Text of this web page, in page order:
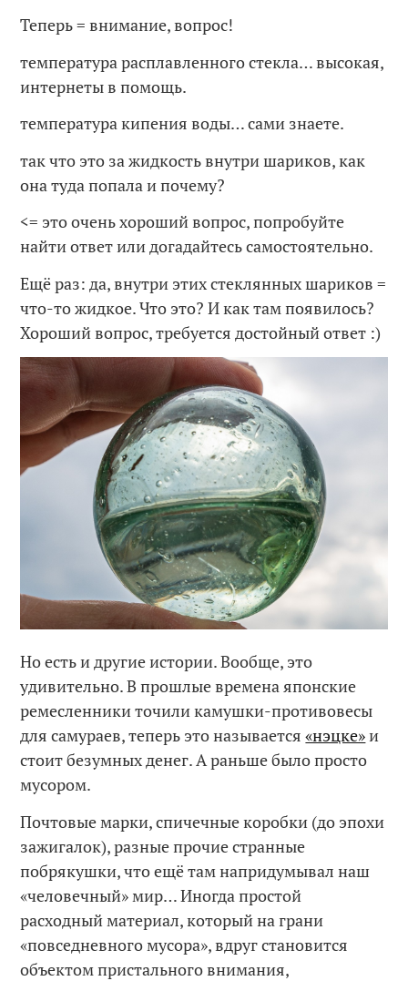
Теперь = внимание, вопрос!
температура расплавленного стекла… высокая,
интернеты в помощь.
температура кипения воды… сами знаете.
так что это за жидкость внутри шариков, как
она туда попала и почему?
<= это очень хороший вопрос, попробуйте
найти ответ или догадайтесь самостоятельно.
Ещё раз: да, внутри этих стеклянных шариков =
что-то жидкое. Что это? И как там появилось?
Хороший вопрос, требуется достойный ответ :)
Но есть и другие истории. Вообще, это
удивительно. В прошлые времена японские
ремесленники точили камушки-противовесы
для самураев, теперь это называется«нэцке»и
стоит безумных денег. А раньше было просто
мусором.
Почтовые марки, спичечные коробки (до эпохи
зажигалок), разные прочие странные
побрякушки, что ещё там напридумывал наш
«человечный» мир… Иногда простой
расходный материал, который на грани
«повседневного мусора», вдруг становится
объектом пристального внимания,